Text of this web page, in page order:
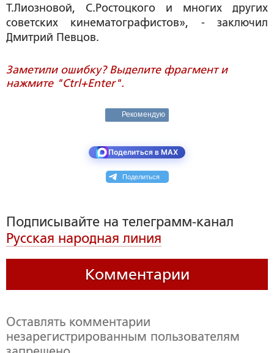
Т.Лиозновой, С.Ростоцкого и многих других
советских кинематографистов», - заключил
Дмитрий Певцов.
Заметили ошибку? Выделите фрагмент и
нажмите "Ctrl+Enter".
Рекомендую
Поделиться в MAX
Поделиться
Подписывайте на телеграмм-канал
Русская народная линия
Комментарии
Оставлять комментарии
незарегистрированным пользователям